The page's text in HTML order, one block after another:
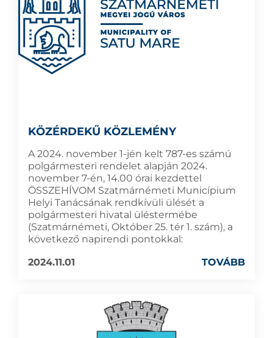
KÖZÉRDEKŰ KÖZLEMÉNY
A 2024. november 1-jén kelt 787-es számú
polgármesteri rendelet alapján 2024.
november 7-én, 14.00 órai kezdettel
ÖSSZEHÍVOM Szatmárnémeti Municípium
Helyi Tanácsának rendkívüli ülését a
polgármesteri hivatal üléstermébe
(Szatmárnémeti, Október 25. tér 1. szám), a
következő napirendi pontokkal:
2024.11.01
TOVÁBB